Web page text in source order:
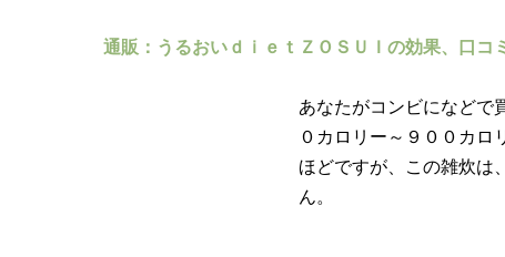
通販：うるおいｄｉｅｔＺＯＳＵＩの効果、口コ
あなたがコンビになどで
０カロリー～９００カロ
ほどですが、この雑炊は
ん。